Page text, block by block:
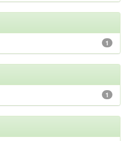
1
1